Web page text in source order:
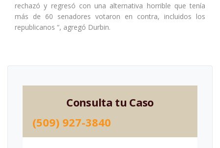
rechazó y regresó con una alternativa horrible que tenía
más de 60 senadores votaron en contra, incluidos los
republicanos “, agregó Durbin.
Consulta tu Caso
(509) 927-3840